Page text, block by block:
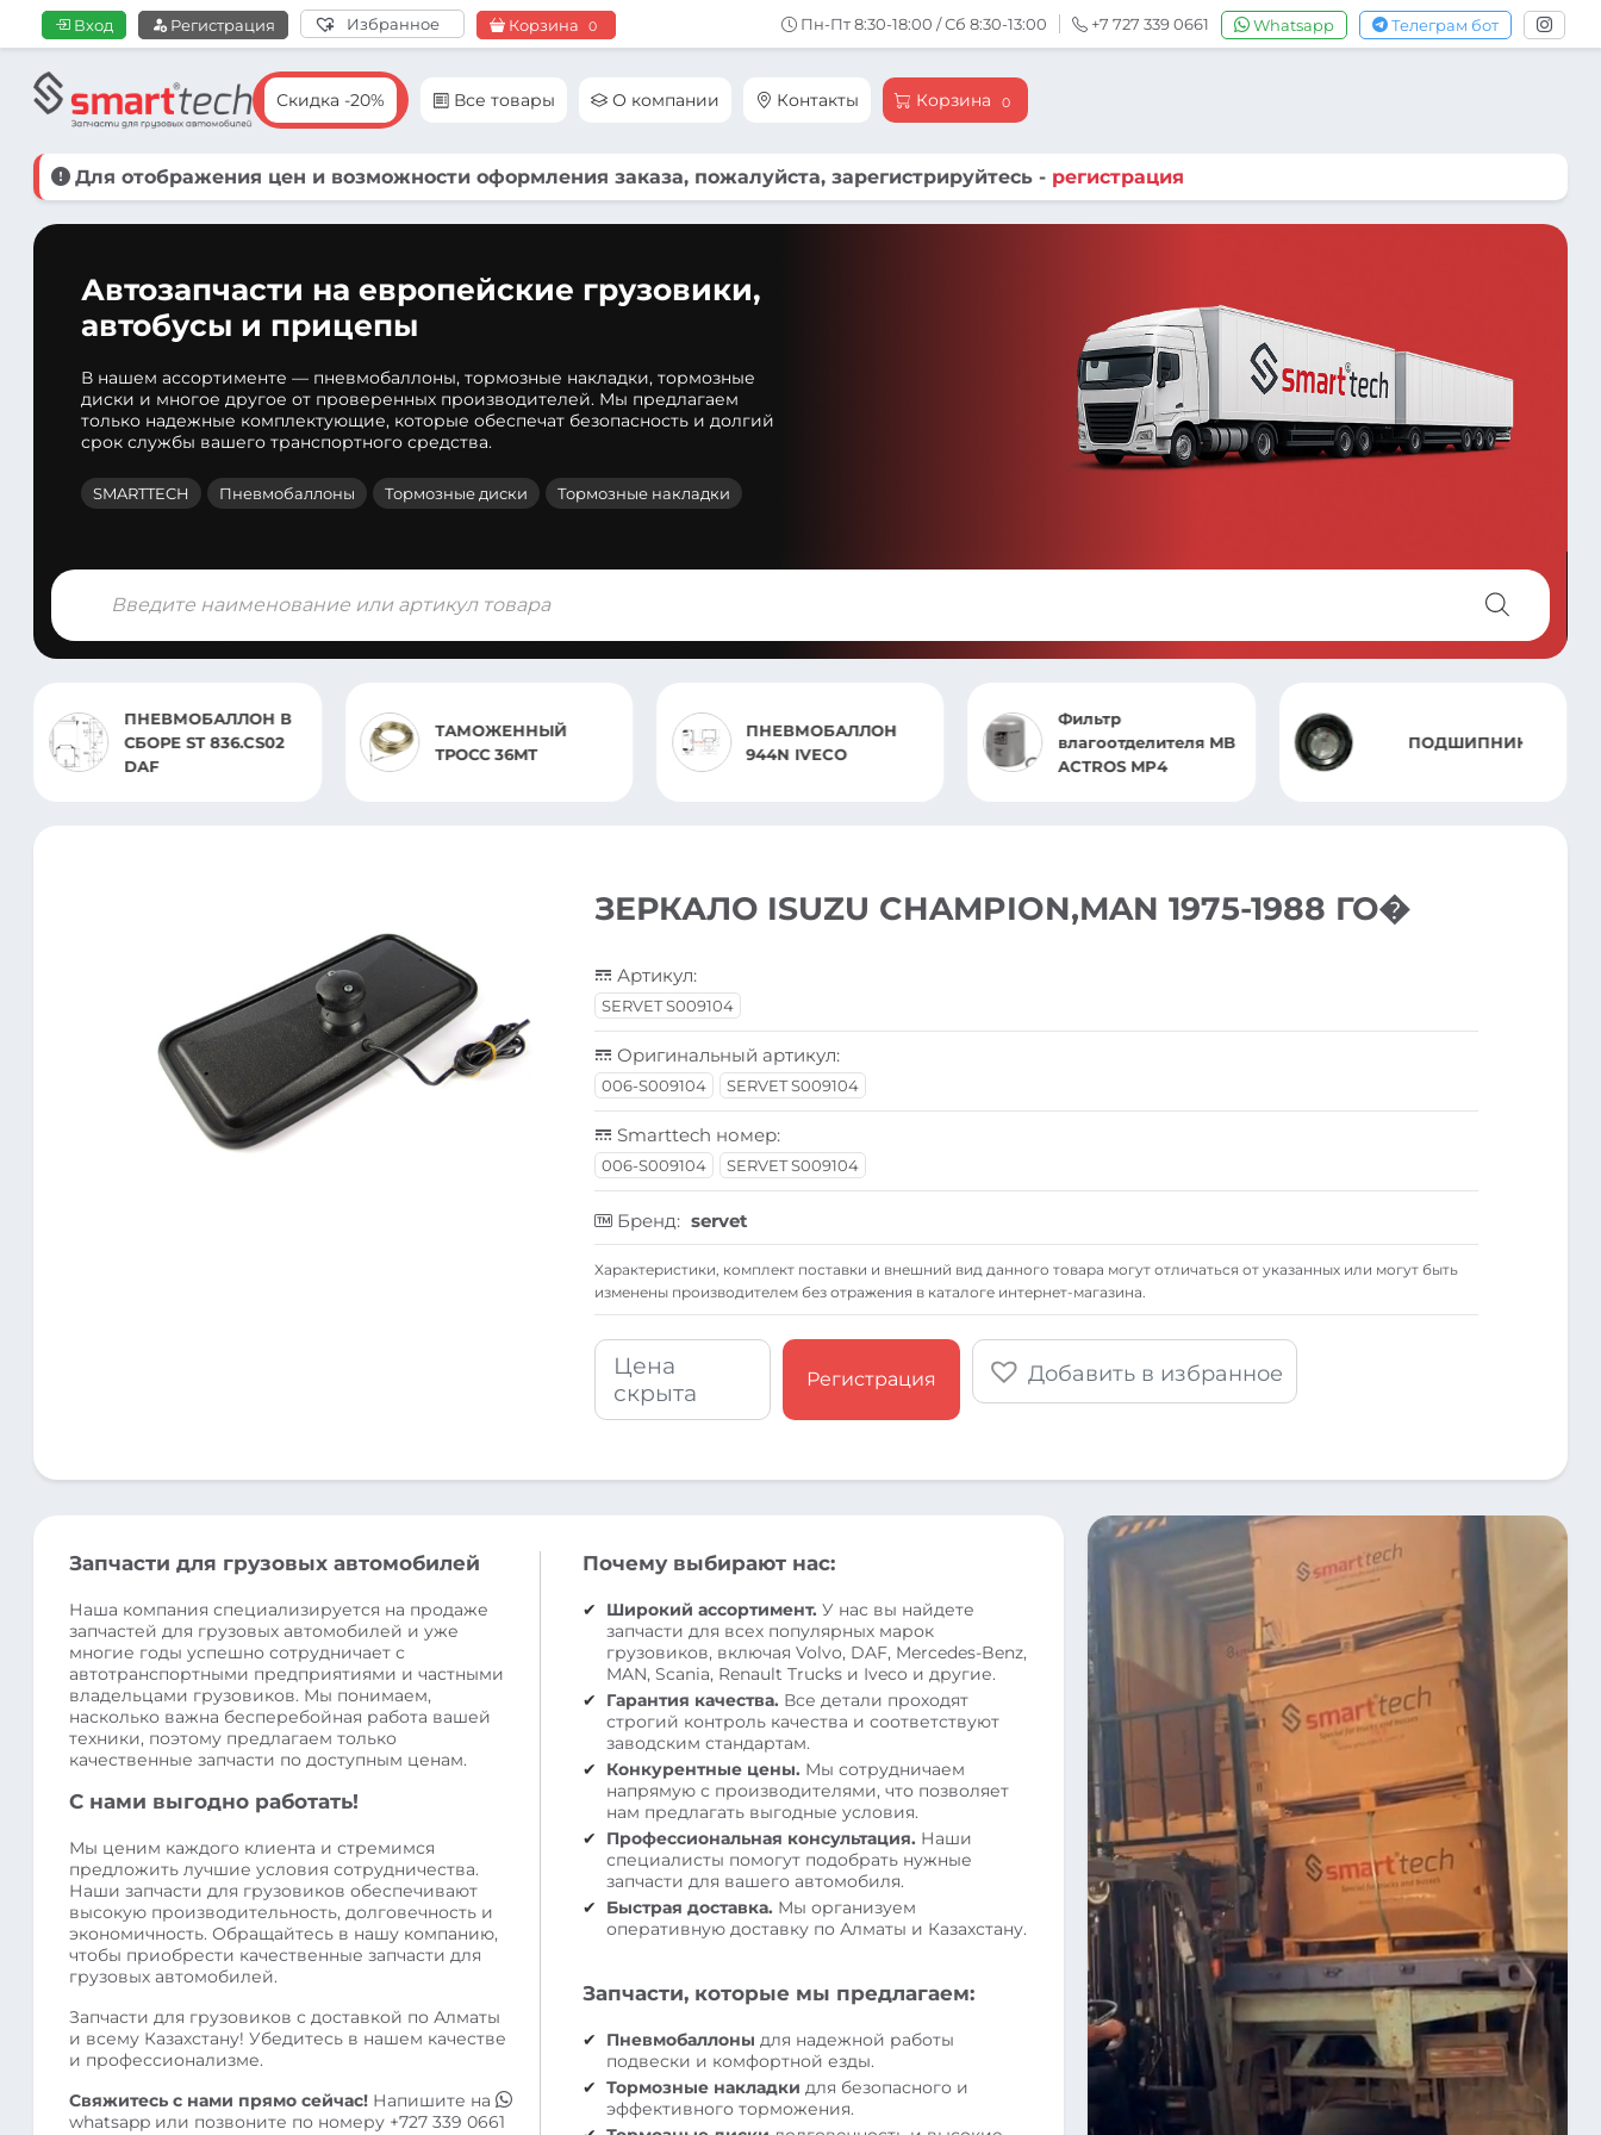
Вход Регистрация Избранное Корзина 0 Пн-Пт 8:30-18:00 / Сб 8:30-13:00 +7 727 339 0661 Whatsapp Телеграм бот
Скидка -20% Все товары О компании Контакты Корзина 0
Для отображения цен и возможности оформления заказа, пожалуйста, зарегистрируйтесь - регистрация
Автозапчасти на европейские грузовики,
автобусы и прицепы
В нашем ассортименте — пневмобаллоны, тормозные накладки, тормозные
диски и многое другое от проверенных производителей. Мы предлагаем
только надежные комплектующие, которые обеспечат безопасность и долгий
срок службы вашего транспортного средства.
SMARTTECH Пневмобаллоны Тормозные диски Тормозные накладки
Поиск
товаров
ПНЕВМОБАЛЛОН В
СБОРЕ ST 836.CS02
DAF
ТАМОЖЕННЫЙ
ТРОСС 36MT
ПНЕВМОБАЛЛОН
944N IVECO
Фильтр
влагоотделителя MB
ACTROS MP4
ПОДШИПНИК
ЗЕРКАЛО ISUZU CHAMPION,MAN 1975-1988 ГО�
Артикул:
SERVET S009104
Оригинальный артикул:
006-S009104 SERVET S009104
Smarttech номер:
006-S009104 SERVET S009104
Бренд: servet
Xарактеристики, комплект поставки и внешний вид данного товара могут отличаться от указанных или могут быть
изменены производителем без отражения в каталоге интернет-магазина.
Цена
скрыта
Регистрация Добавить в избранное
Запчасти для грузовых автомобилей
Наша компания специализируется на продаже
запчастей для грузовых автомобилей и уже
многие годы успешно сотрудничает с
автотранспортными предприятиями и частными
владельцами грузовиков. Мы понимаем,
насколько важна бесперебойная работа вашей
техники, поэтому предлагаем только
качественные запчасти по доступным ценам.
С нами выгодно работать!
Мы ценим каждого клиента и стремимся
предложить лучшие условия сотрудничества.
Наши запчасти для грузовиков обеспечивают
высокую производительность, долговечность и
экономичность. Обращайтесь в нашу компанию,
чтобы приобрести качественные запчасти для
грузовых автомобилей.
Запчасти для грузовиков с доставкой по Алматы
и всему Казахстану! Убедитесь в нашем качестве
и профессионализме.
Свяжитесь с нами прямо сейчас! Напишите на
whatsapp или позвоните по номеру +727 339 0661
Почему выбирают нас:
Широкий ассортимент. У нас вы найдете
запчасти для всех популярных марок
грузовиков, включая Volvo, DAF, Mercedes-Benz,
MAN, Scania, Renault Trucks и Iveco и другие.
Гарантия качества. Все детали проходят
строгий контроль качества и соответствуют
заводским стандартам.
Конкурентные цены. Мы сотрудничаем
напрямую с производителями, что позволяет
нам предлагать выгодные условия.
Профессиональная консультация. Наши
специалисты помогут подобрать нужные
запчасти для вашего автомобиля.
Быстрая доставка. Мы организуем
оперативную доставку по Алматы и Казахстану.
Запчасти, которые мы предлагаем:
Пневмобаллоны для надежной работы
подвески и комфортной езды.
Тормозные накладки для безопасного и
эффективного торможения.